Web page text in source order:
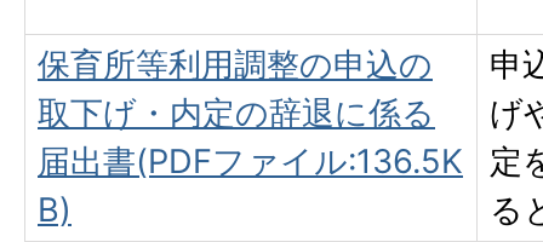
保育所等利用調整の申込の
取下げ・内定の辞退に係る
届出書(PDFファイル:136.5K
B)
申
げ
定
る